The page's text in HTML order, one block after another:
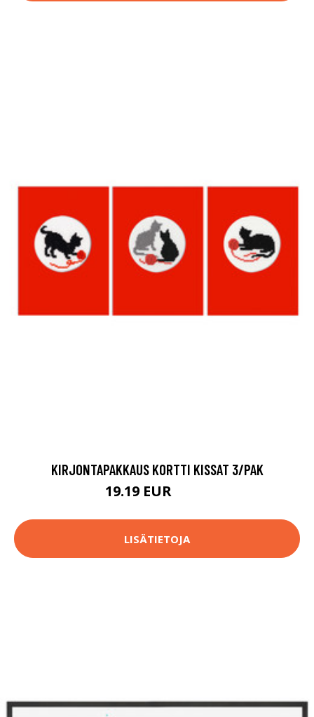
KIRJONTAPAKKAUS KORTTI KISSAT 3/PAK
19.19 EUR
LISÄTIETOJA